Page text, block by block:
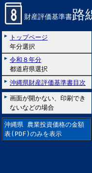
財産評価基準書路
トップページ
年分選択
令和８年分
都道府県選択
沖縄県財産評価基準書目次
画面が開かない、印刷でき
ないなどの場合
沖縄県 農業投資価格の金額
表(PDF)のみを表示